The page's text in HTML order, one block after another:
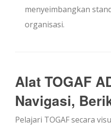
menyeimbangkan
organisasi.
Alat TOGAF
Navigasi,
Pelajari TOGAF secara